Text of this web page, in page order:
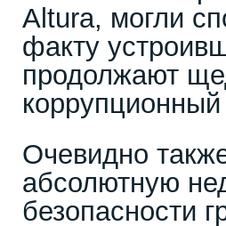
Altura, могли
факту
продолжают
Очевидно
абсолютную
безопасности